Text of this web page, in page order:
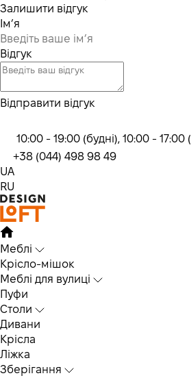
Залишити відгук
Ім’я
Відгук
Відправити відгук
10:00 - 19:00 (будні), 10:00 - 17:00
+38 (044) 498 98 49
UA
RU
Меблі
Крісло-мішок
Меблі для вулиці
Пуфи
Столи
Дивани
Крісла
Ліжка
Зберігання